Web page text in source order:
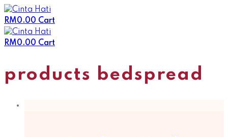
Skip
to
content
RM0.00 Cart
RM0.00 Cart
products bedspread